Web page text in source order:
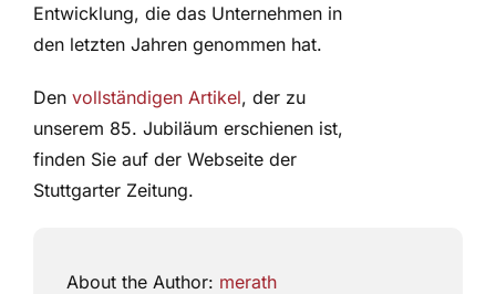
Entwicklung, die das Unternehmen in
den letzten Jahren genommen hat.
Den vollständigen Artikel, der zu
unserem 85. Jubiläum erschienen ist,
finden Sie auf der Webseite der
Stuttgarter Zeitung.
About the Author: merath